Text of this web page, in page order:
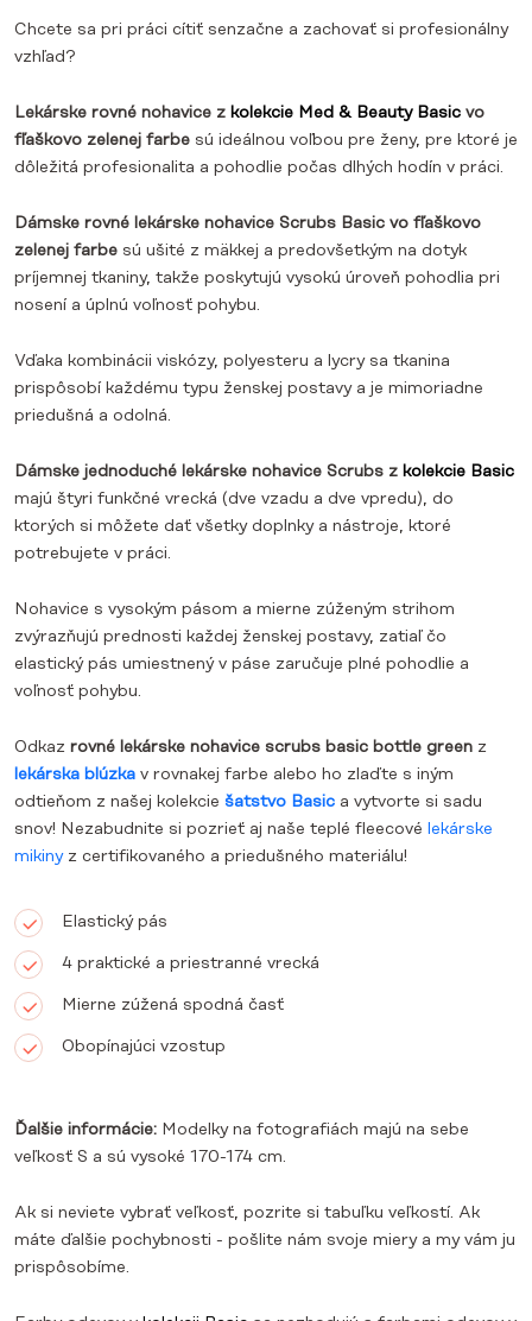
Chcete sa pri práci cítiť senzačne a zachovať si profesionálny
vzhľad?
Lekárske rovné nohavice z kolekcie Med & Beauty Basic vo
fľaškovo zelenej farbe sú ideálnou voľbou pre ženy, pre ktoré je
dôležitá profesionalita a pohodlie počas dlhých hodín v práci.
Dámske rovné lekárske nohavice Scrubs Basic vo fľaškovo
zelenej farbe sú ušité z mäkkej a predovšetkým na dotyk
príjemnej tkaniny, takže poskytujú vysokú úroveň pohodlia pri
nosení a úplnú voľnosť pohybu.
Vďaka kombinácii viskózy, polyesteru a lycry sa tkanina
prispôsobí každému typu ženskej postavy a je mimoriadne
priedušná a odolná.
Dámske jednoduché lekárske nohavice Scrubs z kolekcie Basic
majú štyri funkčné vrecká (dve vzadu a dve vpredu), do
ktorých si môžete dať všetky doplnky a nástroje, ktoré
potrebujete v práci.
Nohavice s vysokým pásom a mierne zúženým strihom
zvýrazňujú prednosti každej ženskej postavy, zatiaľ čo
elastický pás umiestnený v páse zaručuje plné pohodlie a
voľnosť pohybu.
Odkaz rovné lekárske nohavice scrubs basic bottle green z
lekárska blúzka v rovnakej farbe alebo ho zlaďte s iným
odtieňom z našej kolekcie šatstvo Basic a vytvorte si sadu
snov! Nezabudnite si pozrieť aj naše teplé fleecové lekárske
mikinyz certifikovaného a priedušného materiálu!
Elastický pás
4 praktické a priestranné vrecká
Mierne zúžená spodná časť
Obopínajúci vzostup
Ďalšie informácie: Modelky na fotografiách majú na sebe
veľkosť S a sú vysoké 170-174 cm.
Ak si neviete vybrať veľkosť, pozrite si tabuľku veľkostí. Ak
máte ďalšie pochybnosti - pošlite nám svoje miery a my vám ju
prispôsobíme.